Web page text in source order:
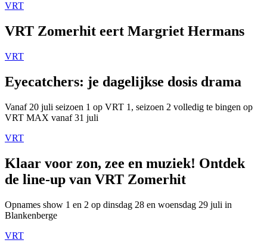
VRT
VRT Zomerhit eert Margriet Hermans
VRT
Eyecatchers: je dagelijkse dosis drama
Vanaf 20 juli seizoen 1 op VRT 1, seizoen 2 volledig te bingen op
VRT MAX vanaf 31 juli
VRT
Klaar voor zon, zee en muziek! Ontdek
de line-up van VRT Zomerhit
Opnames show 1 en 2 op dinsdag 28 en woensdag 29 juli in
Blankenberge
VRT